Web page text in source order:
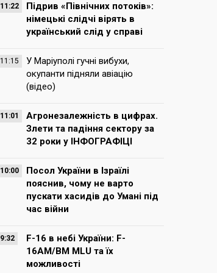
11:22
Підрив «Північних потоків»:
німецькі слідчі вірять в
український слід у справі
11:15
У Маріуполі гучні вибухи,
окупанти підняли авіацію
(відео)
11:01
Агронезалежність в цифрах.
Злети та падіння сектору за
32 роки у ІНФОГРАФІЦІ
10:00
Посол України в Ізраїлі
пояснив, чому не варто
пускати хасидів до Умані під
час війни
9:32
F-16 в небі України: F-
16AM/BM MLU та їх
можливості